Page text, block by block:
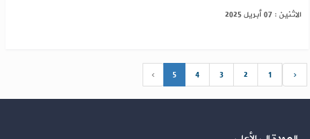
الاثنين : 07 أبريل 2025
‹
1
2
3
4
5
›